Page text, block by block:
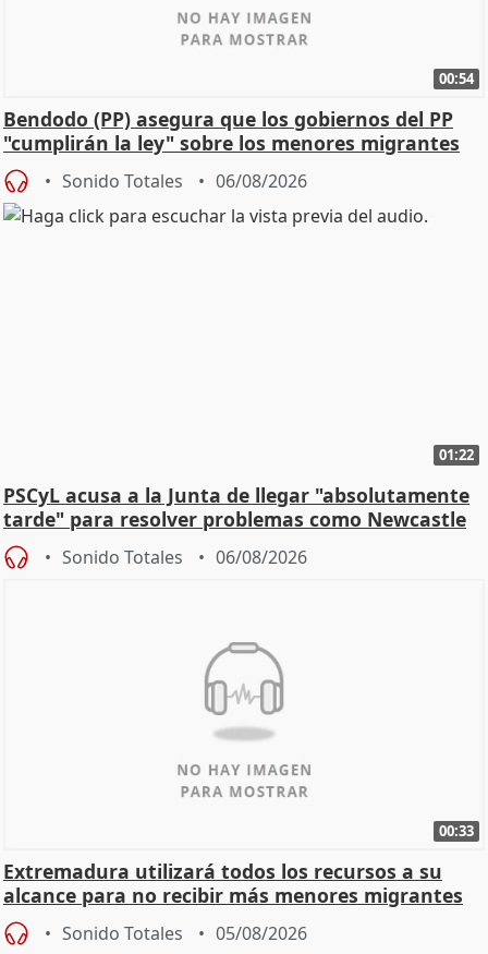
00:54
Bendodo (PP) asegura que los gobiernos del PP
"cumplirán la ley" sobre los menores migrantes
Sonido Totales 06/08/2026
01:22
PSCyL acusa a la Junta de llegar "absolutamente
tarde" para resolver problemas como Newcastle
Sonido Totales 06/08/2026
00:33
Extremadura utilizará todos los recursos a su
alcance para no recibir más menores migrantes
Sonido Totales 05/08/2026